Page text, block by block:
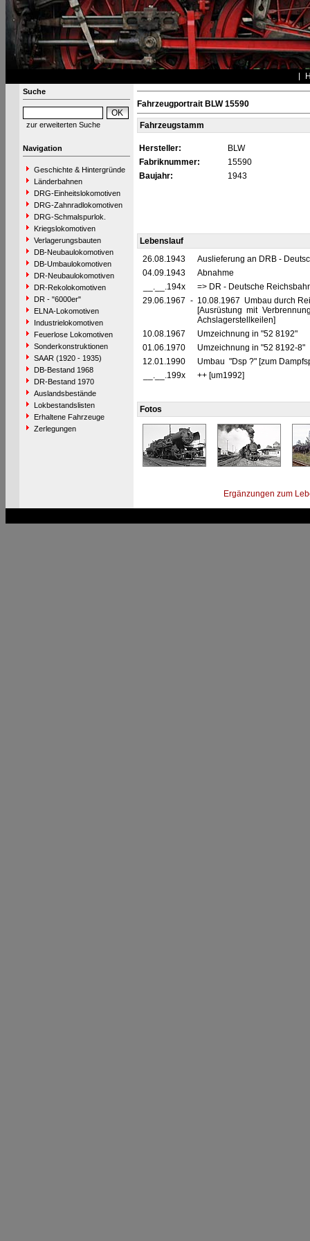
Suche
zur erweiterten Suche
Navigation
Geschichte & Hintergründe
Länderbahnen
DRG-Einheitslokomotiven
DRG-Zahnradlokomotiven
DRG-Schmalspurlok.
Kriegslokomotiven
Verlagerungsbauten
DB-Neubaulokomotiven
DB-Umbaulokomotiven
DR-Neubaulokomotiven
DR-Rekolokomotiven
DR - "6000er"
ELNA-Lokomotiven
Industrielokomotiven
Feuerlose Lokomotiven
Sonderkonstruktionen
SAAR (1920 - 1935)
DB-Bestand 1968
DR-Bestand 1970
Auslandsbestände
Lokbestandslisten
Erhaltene Fahrzeuge
Zerlegungen
Fahrzeugportrait BLW 15590
Fahrzeugstamm
Hersteller:
BLW
Fabriknummer:
15590
Baujahr:
1943
Lebenslauf
26.08.1943
Auslieferung an DRB -
04.09.1943
Abnahme
__.__.194x
=> DR - Deutsche
29.06.1967 - 10.08.1967 Umbau durch
[Ausrüstung mit
Achslagerstellkeilen]
10.08.1967
Umzeichnung in "52 8192"
01.06.1970
Umzeichnung in "52 8192-8"
12.01.1990
Umbau "Dsp ?" [zum
__.__.199x
++ [um1992]
Fotos
Ergänzungen zum